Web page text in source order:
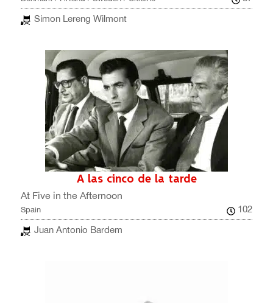
Simon Lereng Wilmont
A las cinco de la tarde
At Five in the Afternoon
Spain
102
Juan Antonio Bardem